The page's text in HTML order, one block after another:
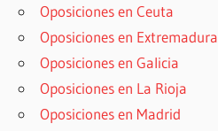
Oposiciones en Ceuta
Oposiciones en Extremadura
Oposiciones en Galicia
Oposiciones en La Rioja
Oposiciones en Madrid